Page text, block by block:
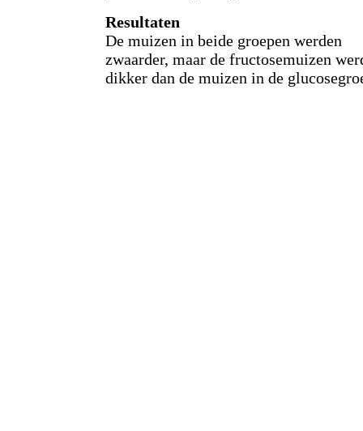
Resultaten
De muizen in beide groepen werden
zwaarder, maar de fructosemuizen
dikker dan de muizen in de